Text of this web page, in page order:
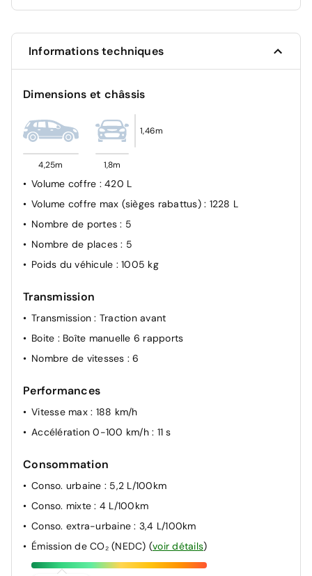
Feux halogène
Airbags Frontaux, latéraux AV et rideaux
Airbag passager avant déconnectable manuellement
Système d'appel d'urgence SOS
Allumage automatique des feux de croisement
Informations techniques
Dimensions et châssis
4,25m 1,8m
1,46m
Volume coffre : 420 L
Volume coffre max (sièges rabattus) : 1228 L
Nombre de portes: 5
Nombre de places: 5
Poids du véhicule : 1005 kg
Transmission
Transmission: Traction avant
Boite : Boîte manuelle 6 rapports
Nombre de vitesses : 6
Performances
Vitesse max : 188 km/h
Accélération 0-100 km/h : 11 s
Consommation
Conso. urbaine : 5,2 L/100km
Conso. mixte: 4 L/100km
Conso. extra-urbaine: 3,4 L/100km
Émission de CO₂ (NEDC) (voir détails)